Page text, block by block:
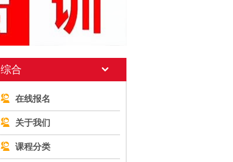
综合
在线报名
关于我们
课程分类